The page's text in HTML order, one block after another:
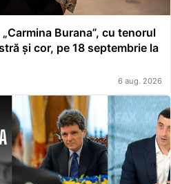
Burana”, cu tenorul
și cor, pe 18 septembrie la
6 aug. 2026